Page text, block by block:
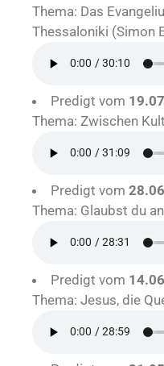
Thema: Das
Thessaloniki (Simon
Predigt vom
Thema: Zwischen
Predigt vom
Thema: Glaubst du
Predigt vom
Thema: Jesus, die